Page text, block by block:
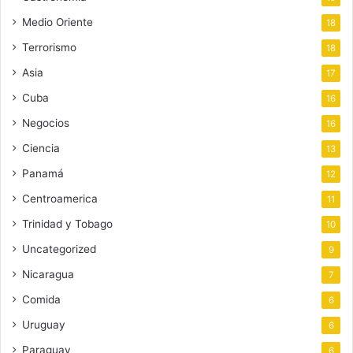
Medio Oriente 18
Terrorismo 18
Asia 17
Cuba 16
Negocios 16
Ciencia 13
Panamá 12
Centroamerica 11
Trinidad y Tobago 10
Uncategorized 9
Nicaragua 7
Comida 6
Uruguay 6
Paraguay 6